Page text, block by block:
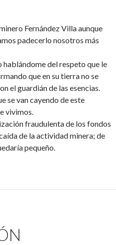
Fernández Villa aunque
padecerlo nosotros más
hablándome del respeto que le
que en su tierra no se
el guardián de las esencias.
se van cayendo de este
vivimos.
fraudulenta de los fondos
de la actividad minera; de
pequeño.